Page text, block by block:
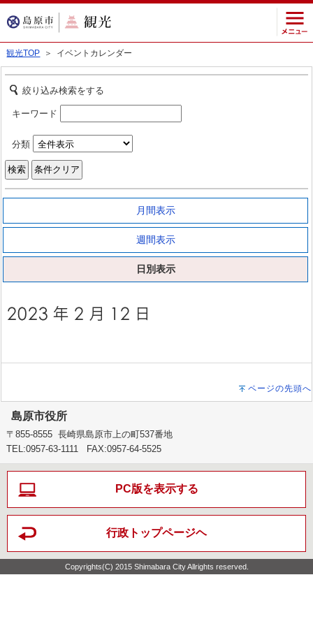
観光TOP ＞ イベントカレンダー
絞り込み検索をする
キーワード
分類
月間表示
週間表示
日別表示
ページの先頭へ
島原市役所
〒855-8555 長崎県島原市上の町537番地
TEL:0957-63-1111 FAX:0957-64-5525
PC版を表示する
行政トップページヘ
Copyrights(C) 2015 Shimabara City Allrights reserved.